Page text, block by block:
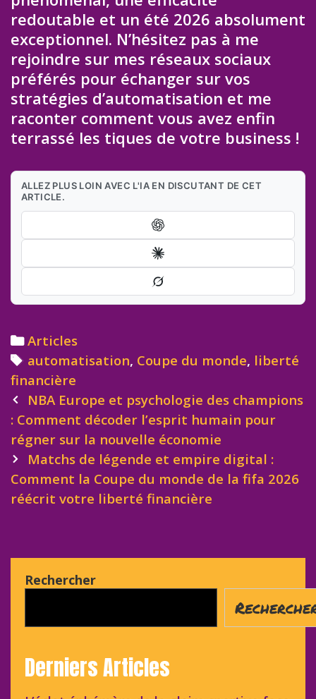
redoutable et un été 2026 absolument
exceptionnel. N’hésitez pas à me
rejoindre sur mes réseaux sociaux
préférés pour échanger sur vos
stratégies d’automatisation et me
raconter comment vous avez enfin
terrassé les tiques de votre business !
ALLEZ PLUS LOIN AVEC L'IA EN DISCUTANT DE CET
ARTICLE.
Categories
Articles
Tags
automatisation, Coupe du monde, liberté
financière
Post
navigation
NBA Europe et psychologie des champions
: Comment décoder l’esprit humain pour
régner sur la nouvelle économie
Matchs de légende et empire digital :
Comment la Coupe du monde de la fifa 2026
réécrit votre liberté financière
Rechercher
Derniers Articles